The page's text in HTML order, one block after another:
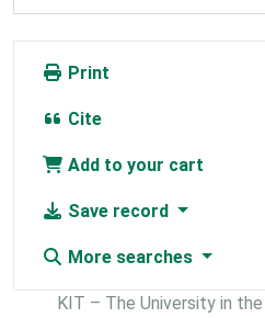
Print
Cite
Add to your cart
Save record
More searches
KIT – The University in